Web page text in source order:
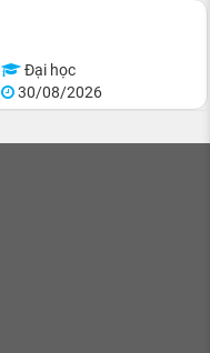
Đại học
30/08/2026